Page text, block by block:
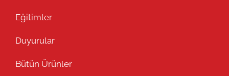
Eğitimler
Duyurular
Bütün Ürünler